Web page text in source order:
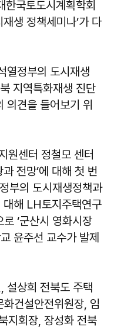
국토도시계획학회
생 정책세미나’가 다
열정부의 도시재생
지역특화재생 진단
의견을 들어보기 위
원센터 정철모 센터
전망’에 대해 첫 번
부의 도시재생정책과
대해 LH토지주택연구
‘군산시 영화시장
윤주선 교수가 발제
설상희 전북도 주택
건설안전위원장, 임
지회장, 장성화 전북